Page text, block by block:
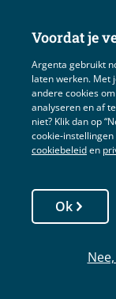
Voordat je
Argenta gebruikt
laten werken. Met
andere cookies
analyseren en af
niet? Klik dan op
cookiebeleiden
Ok
Ik ben adviseur.
Ik ben Argenta.
Disclaimer
Privacy
Cookies